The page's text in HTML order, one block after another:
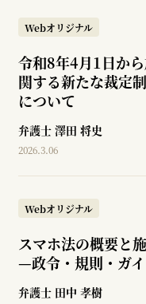
Webオリジナル
令和8年4月1日か
関する新たな裁定
について
弁護士 澤田 将史
2026.3.06
Webオリジナル
スマホ法の概要と
—政令・規則・ガ
弁護士 田中 孝樹